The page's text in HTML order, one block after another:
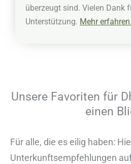
überzeugt sind. Vielen Dank
Unterstützung. Mehr
Unsere Favoriten für
einen
Für alle, die es eilig haben:
Unterkunftsempfehlungen